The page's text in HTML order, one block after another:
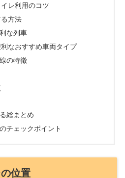
レ利用のコツ
方法
な列車
利なおすすめ車両タイプ
の特徴
総まとめ
チェックポイント
位置